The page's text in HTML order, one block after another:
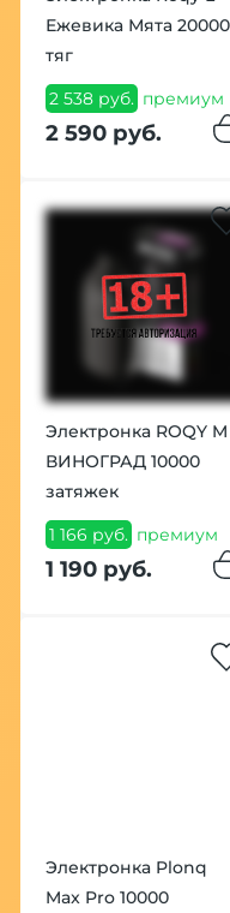
Ежевика Мята 20000
тяг
2 538 руб. премиум
2 590 руб.
Электронка ROQY M
ВИНОГРАД 10000
затяжек
1 166 руб. премиум
1 190 руб.
Электронка Plonq
Max Pro 10000